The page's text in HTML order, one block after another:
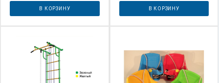
В КОРЗИНУ В КОРЗИНУ